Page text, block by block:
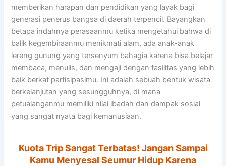
memberikan harapan dan pendidikan yang layak bagi
generasi penerus bangsa di daerah terpencil. Bayangkan
betapa indahnya perasaanmu ketika mengetahui bahwa di
balik kegembiraanmu menikmati alam, ada anak-anak
lereng gunung yang tersenyum bahagia karena bisa belajar
membaca, menulis, dan mengaji dengan fasilitas yang lebih
baik berkat partisipasimu. Ini adalah sebuah bentuk wisata
berkelanjutan yang sesungguhnya, di mana
petualanganmu memiliki nilai ibadah dan dampak sosial
yang sangat nyata bagi kemanusiaan.
Kuota Trip Sangat Terbatas! Jangan Sampai
Kamu Menyesal Seumur Hidup Karena